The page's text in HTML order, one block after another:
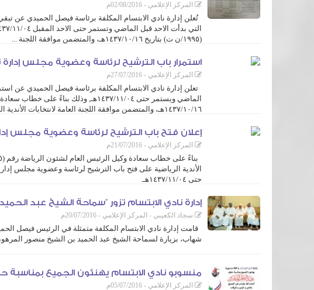
المركز الإعلامي - 02/08/2016م
تُعلن إدارة نادي الابتسام المكلفة برئاسة فيصل الحميدي عن
(١٩٩٥/ن ت) بتاريخ ١٤٣٧/١٠/١٦هـ، والمتضمن موافقة اللجنة ...
استمرار باب الترشيح لرئاسة وعضوية مجلس إدارة
المركز الإعلامي - 27/07/2016م
تعلن إدارة نادي الابتسام المكلفة برئاسة فيصل الحميدي عن
١٤٣٧/١٠/١٦هـ، والمتضمن موافقة اللجنة العامة لانتخابات الأندية الرياضية على فتح ...
إعلان فتح باب الترشيح لرئاسة وعضوية مجلس
المركز الإعلامي - 21/07/2016م
حتى ١٤٣٧/١١/٠٤هـ.
عليه يهيب رئيس مجلس إدارة نادي الابتسام المكلف ...
إدارة نادي الابتسام تزور ”سماحة الشيخ عبد
سجاد الكعيبي - المركز الإعلامي - 20/07/2016م
قامت إدارة نادي الابتسام المكلفة متمثلة في الرئيس فيصل
شهاب، بزيارة لسماحة الشيخ عبد الحميد بن الشيخ منصور
منسوبو نادي الابتسام يهنئون الجميع بمناسبة
المركز الإعلامي - 05/07/2016م